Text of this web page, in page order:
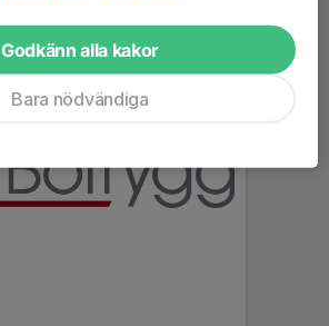
Godkänn alla kakor
Bara nödvändiga